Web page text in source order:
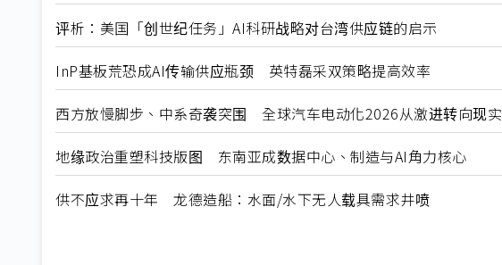
评析：美国「创世纪任务」AI科研战略对台湾供应链的启示
InP基板荒恐成AI传输供应瓶颈 英特磊采双策略提高效率
西方放慢脚步、中系奇袭突围 全球汽车电动化2026从激进转向现实
地缘政治重塑科技版图 东南亚成数据中心、制造与AI角力核心
供不应求再十年 龙德造船：水面/水下无人载具需求井喷